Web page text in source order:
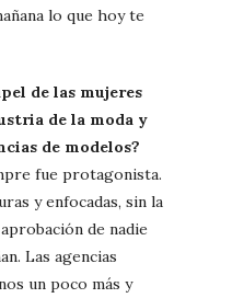
lo que hoy te
de las mujeres
de la moda y
de modelos?
fue protagonista.
y enfocadas, sin la
de nadie
Las agencias
un poco más y